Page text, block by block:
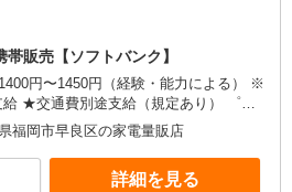
帯販売【ソフトバンク】
円〜1450円（経験・能力による） ※
★交通費別途支給（規定あり） ゜
。・゜+゜・。○。・゜+゜ 入社祝い金10
介頂くと, インセンテ
い・週払い可能（規程
。○。・゜+゜・。○。・゜+゜
福岡市早良区の家電量販店
詳細を見る